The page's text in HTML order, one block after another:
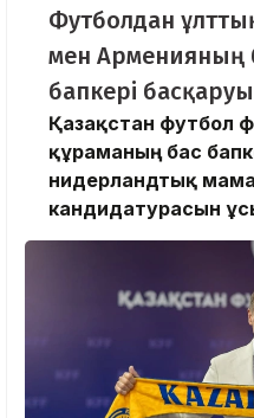
Футболдан
мен Арменияның
бапкері
Қазақстан футбол
құраманың бас
нидерландтық
кандидатурасын